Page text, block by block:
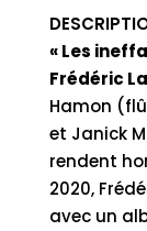
nocturnes
de
Frédéric
Lambierge
dit
"Gazman"
quantity
« Les
Frédéric
Hamon
et Janick
rendent
2020,
avec un